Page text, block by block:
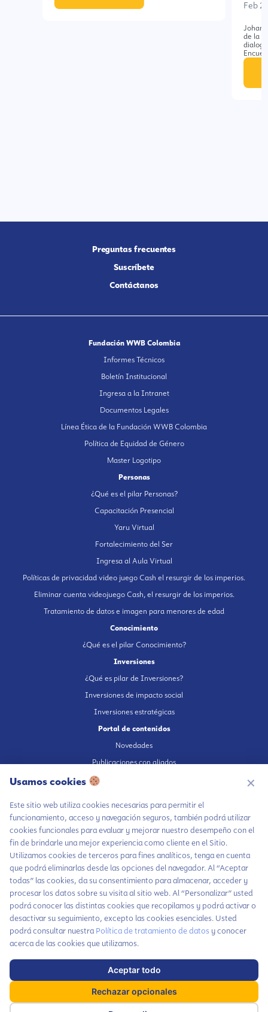
Haz parte de nuestra comunidad y no te
pierdas todas las novedades que tenemos
cada mes para ti
Feb
de la
Chatea con LiA
Hablemos por
WhatsApp
Contáctanos
Preguntas frecuentes
Suscríbete
Contáctanos
Fundación WWB Colombia
Informes Técnicos
Boletín Institucional
Ingresa a la Intranet
Documentos Legales
Línea Ética de la Fundación WWB Colombia
Política de Equidad de Género
Master Logotipo
Personas
¿Qué es el pilar Personas?
Capacitación Presencial
Yaru Virtual
Fortalecimiento del Ser
Ingresa al Aula Virtual
Políticas de privacidad video juego Cash el resurgir de los imperios.
Eliminar cuenta videojuego Cash, el resurgir de los imperios.
Tratamiento de datos e imagen para menores de edad
Conocimiento
¿Qué es el pilar Conocimiento?
Inversiones
¿Qué es pilar de Inversiones?
Inversiones de impacto social
Inversiones estratégicas
Portal de contenidos
Novedades
Publicaciones con aliados
Fundación en medios
Escúchanos en Spotify
Autorización de tratamiento de datos
Aviso Privacidad
Política tratamiento de datos
Política inversiones responsables y del Pilar Inversiones
Usamos cookies ✕
Este sitio web utiliza cookies necesarias para permitir el
funcionamiento, acceso y navegación seguros, también podrá utilizar
cookies funcionales para evaluar y mejorar nuestro desempeño con el
fin de brindarle una mejor experiencia como cliente en el Sitio.
Utilizamos cookies de terceros para fines analíticos, tenga en cuenta
que podrá eliminarlas desde las opciones del navegador. Al “Aceptar
todas” las cookies, da su consentimiento para almacenar, acceder y
procesar los datos sobre su visita al sitio web. Al “Personalizar” usted
podrá conocer las distintas cookies que recopilamos y podrá activar o
desactivar su seguimiento, excepto las cookies esenciales. Usted
podrá consultar nuestra Política de tratamiento de datos y conocer
acerca de las cookies que utilizamos.
Aceptar todo
Rechazar opcionales